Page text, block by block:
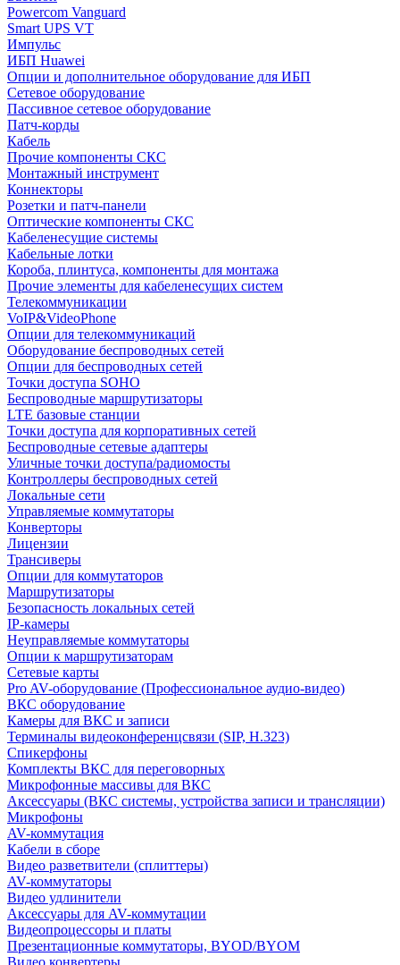
Powercom Vanguard
Smart UPS VT
Импульс
ИБП Huawei
Опции и дополнительное оборудование для ИБП
Сетевое оборудование
Пассивное сетевое оборудование
Патч-корды
Кабель
Прочие компоненты СКС
Монтажный инструмент
Коннекторы
Розетки и патч-панели
Оптические компоненты СКС
Кабеленесущие системы
Кабельные лотки
Короба, плинтуса, компоненты для монтажа
Прочие элементы для кабеленесущих систем
Телекоммуникации
VoIP&VideoPhone
Опции для телекоммуникаций
Оборудование беспроводных сетей
Опции для беспроводных сетей
Точки доступа SOHO
Беспроводные маршрутизаторы
LTE базовые станции
Точки доступа для корпоративных сетей
Беспроводные сетевые адаптеры
Уличные точки доступа/радиомосты
Контроллеры беспроводных сетей
Локальные сети
Управляемые коммутаторы
Конверторы
Лицензии
Трансиверы
Опции для коммутаторов
Маршрутизаторы
Безопасность локальных сетей
IP-камеры
Неуправляемые коммутаторы
Опции к маршрутизаторам
Сетевые карты
Pro AV-оборудование (Профессиональное аудио-видео)
ВКС оборудование
Камеры для ВКС и записи
Терминалы видеоконференцсвязи (SIP, H.323)
Спикерфоны
Комплекты ВКС для переговорных
Микрофонные массивы для ВКС
Аксессуары (ВКС системы, устройства записи и трансляции)
Микрофоны
AV-коммутация
Кабели в сборе
Видео разветвители (сплиттеры)
AV-коммутаторы
Видео удлинители
Аксессуары для AV-коммутации
Видеопроцессоры и платы
Презентационные коммутаторы, BYOD/BYOM
Видео конвертеры